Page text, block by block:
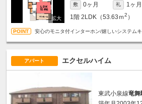
敷 0ヶ月 礼
1ヶ月
1階 2LDK（53.63ｍ2 ）
安心のモニタ付インターホン/嬉しいシステム
アパート エクセルハイム
東武小泉線竜舞